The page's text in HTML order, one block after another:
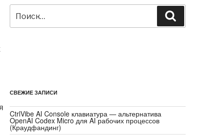
Искать:
СВЕЖИЕ ЗАПИСИ
CtrlVibe AI Console клавиатура — альтернатива
OpenAI Codex Micro для AI рабочих процессов
(Краудфандинг)